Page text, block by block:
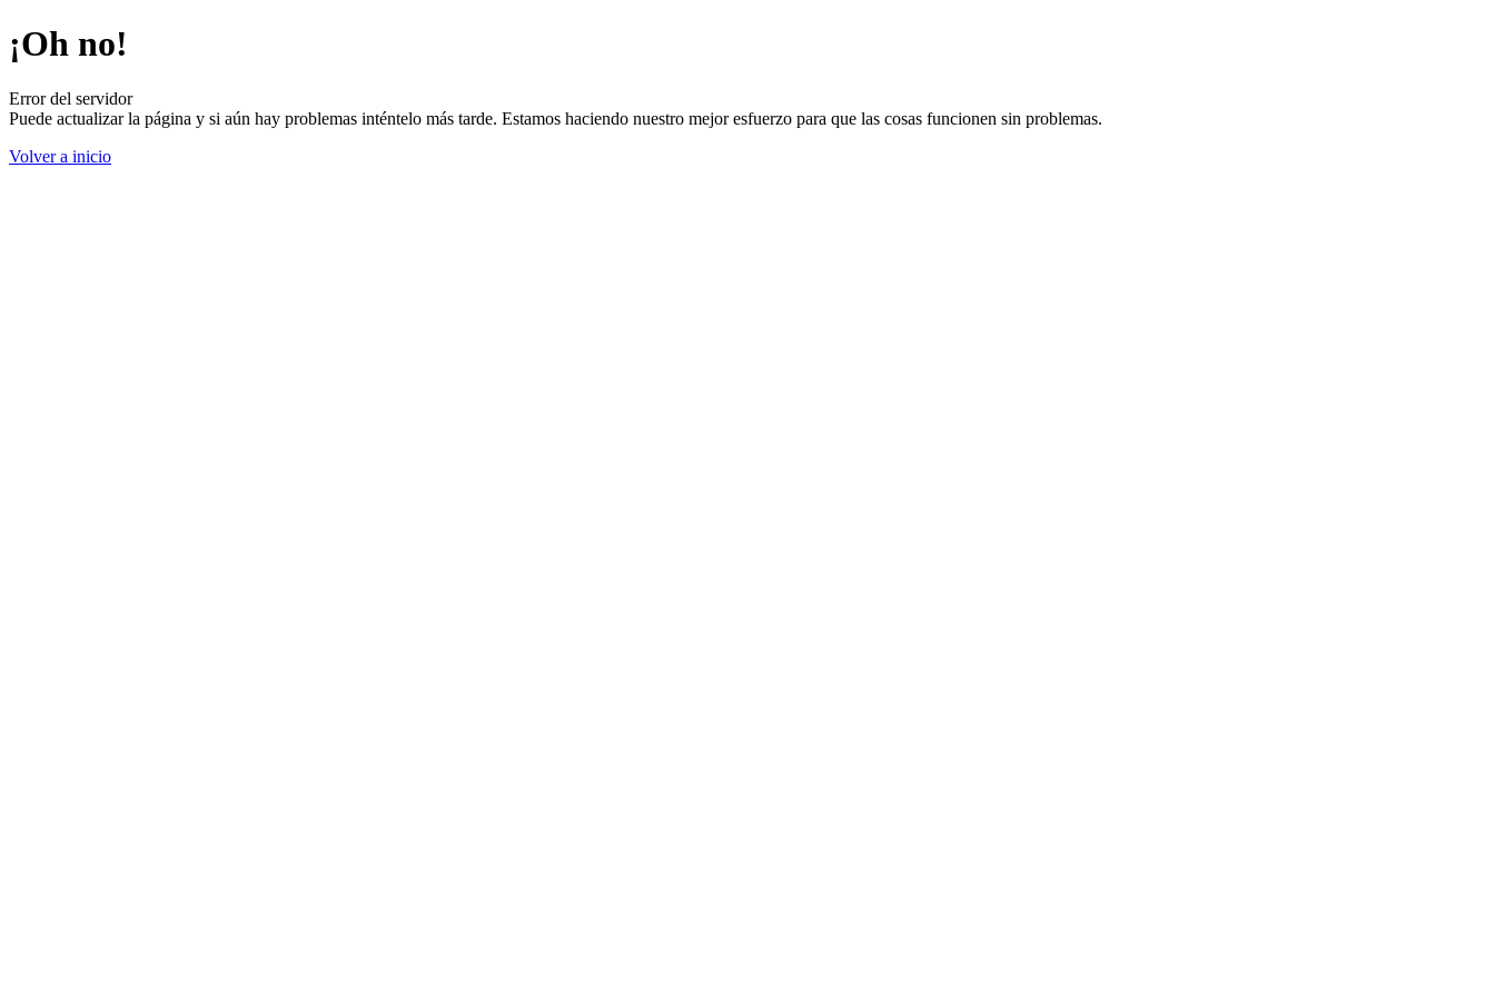
¡Oh no!
Error del servidor
Puede actualizar la página y si aún hay problemas inténtelo más tarde. Estamos haciendo nuestro mejor esfuerzo para que las cosas funcionen sin problemas.
Volver a inicio